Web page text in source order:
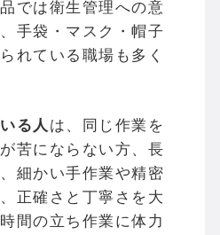
では衛生管理への意
手袋・マスク・帽子
れている職場も多く
る人 は、同じ作業を
苦にならない方、長
細かい手作業や精密
正確さと丁寧さを大
間の立ち作業に体力